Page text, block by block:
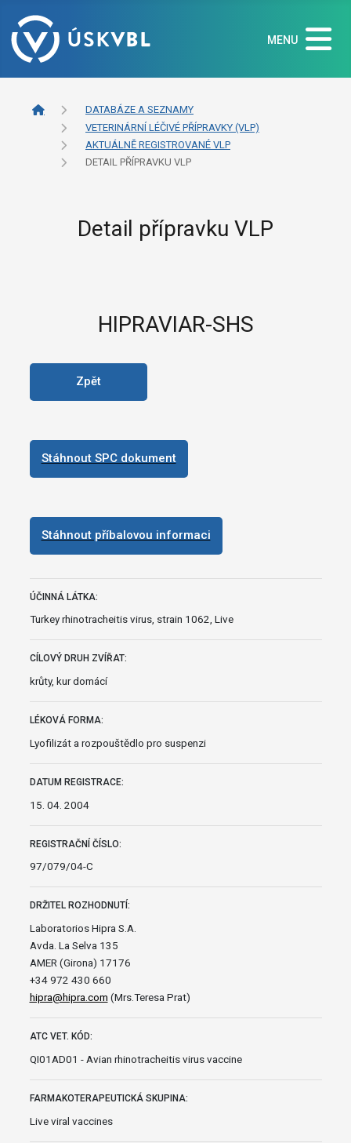
MENU
DATABÁZE A SEZNAMY
VETERINÁRNÍ LÉČIVÉ PŘÍPRAVKY (VLP)
AKTUÁLNĚ REGISTROVANÉ VLP
DETAIL PŘÍPRAVKU VLP
Detail přípravku VLP
HIPRAVIAR-SHS
Zpět
Stáhnout SPC dokument
Stáhnout příbalovou informaci
ÚČINNÁ LÁTKA:
Turkey rhinotracheitis virus, strain 1062, Live
CÍLOVÝ DRUH ZVÍŘAT:
krůty, kur domácí
LÉKOVÁ FORMA:
Lyofilizát a rozpouštědlo pro suspenzi
DATUM REGISTRACE:
15. 04. 2004
REGISTRAČNÍ ČÍSLO:
97/079/04-C
DRŽITEL ROZHODNUTÍ:
Laboratorios Hipra S.A.
Avda. La Selva 135
AMER (Girona) 17176
+34 972 430 660
hipra@hipra.com (Mrs.Teresa Prat)
ATC VET. KÓD:
QI01AD01 - Avian rhinotracheitis virus vaccine
FARMAKOTERAPEUTICKÁ SKUPINA:
Live viral vaccines